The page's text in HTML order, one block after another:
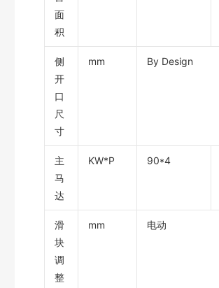
面
积
侧
开
口
尺
寸
mm By Design
主
马
达
KW*P 90*4
滑
块
调
整
mm 电动